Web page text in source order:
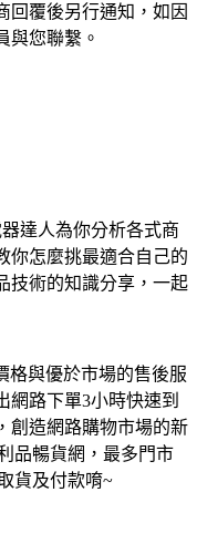
回覆後另行通知，如因
與您聯繫。
達人為你分析各式商
你怎麼挑最適合自己的
技術的知識分享，一起
格與優於市場的售後服
網路下單3小時快速到
創造網路購物市場的新
品暢貨網，最多門市
貨及付款唷~